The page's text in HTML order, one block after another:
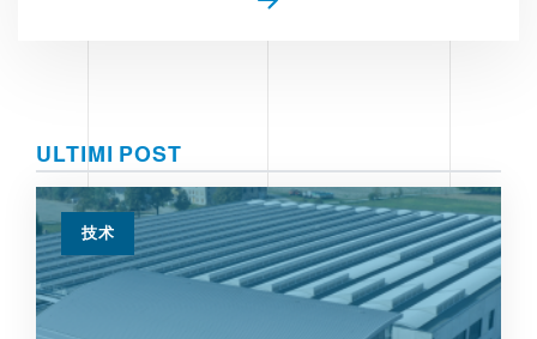
ULTIMI POST
技术